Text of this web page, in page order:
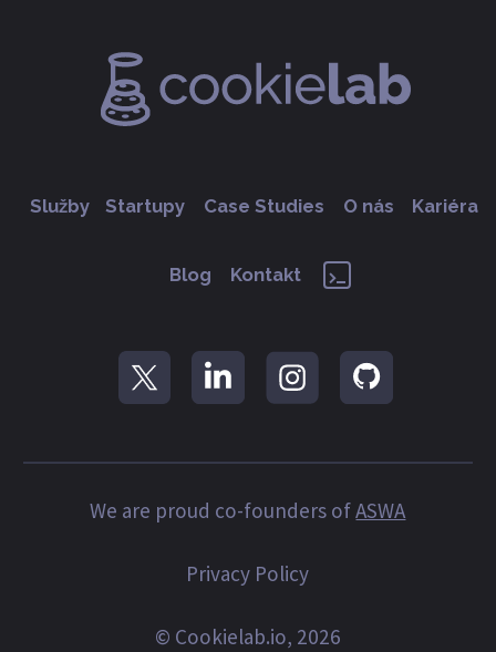
Služby Startupy Case Studies O nás Kariéra
Blog Kontakt
We are proud co-founders ofASWA
Privacy Policy
© Cookielab.io, 2026